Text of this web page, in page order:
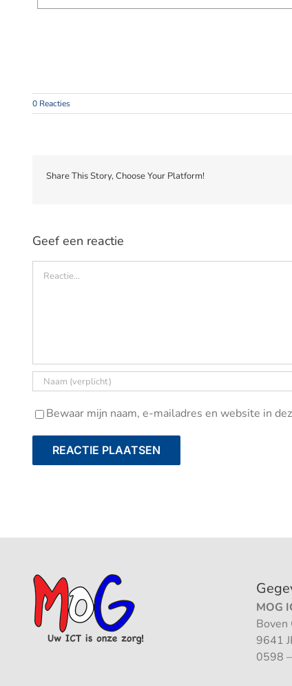
0 Reacties
Share This Story, Choose Your Platform!
Geef een reactie
Bewaar mijn naam, e-mailadres en website in
MOG
9641
0598